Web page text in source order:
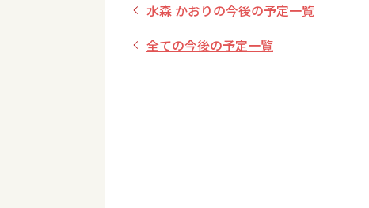
水森 かおりの今後の予定一覧
全ての今後の予定一覧